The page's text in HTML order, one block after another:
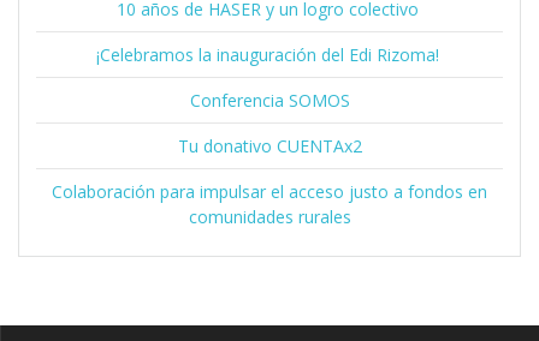
10 años de HASER y un logro colectivo
¡Celebramos la inauguración del Edi Rizoma!
Conferencia SOMOS
Tu donativo CUENTAx2
Colaboración para impulsar el acceso justo a fondos en
comunidades rurales